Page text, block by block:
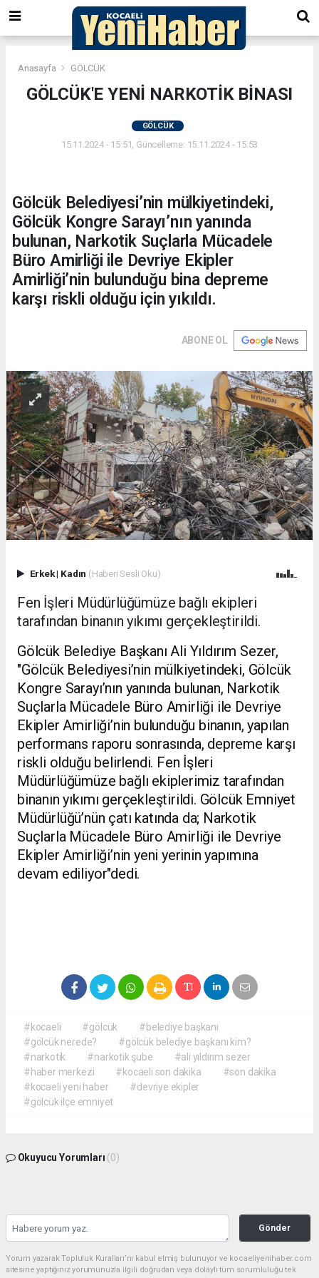
Anasayfa GÖLCÜK
GÖLCÜK'E YENİ NARKOTİK BİNASI
GÖLCÜK
15.11.2024 - 15:51, Güncelleme: 15.11.2024 - 15:53
Gölcük Belediyesi’nin mülkiyetindeki,
Gölcük Kongre Sarayı’nın yanında
bulunan, Narkotik Suçlarla Mücadele
Büro Amirliği ile Devriye Ekipler
Amirliği’nin bulunduğu bina depreme
karşı riskli olduğu için yıkıldı.
ABONE OL
Erkek| Kadın (Haberi Sesli Oku)
Fen İşleri Müdürlüğümüze bağlı ekipleri
tarafından binanın yıkımı gerçekleştirildi.
Gölcük Belediye Başkanı Ali Yıldırım Sezer,
"Gölcük Belediyesi’nin mülkiyetindeki, Gölcük
Kongre Sarayı’nın yanında bulunan, Narkotik
Suçlarla Mücadele Büro Amirliği ile Devriye
Ekipler Amirliği’nin bulunduğu binanın, yapılan
performans raporu sonrasında, depreme karşı
riskli olduğu belirlendi. Fen İşleri
Müdürlüğümüze bağlı ekiplerimiz tarafından
binanın yıkımı gerçekleştirildi. Gölcük Emniyet
Müdürlüğü’nün çatı katında da; Narkotik
Suçlarla Mücadele Büro Amirliği ile Devriye
Ekipler Amirliği’nin yeni yerinin yapımına
devam ediliyor"dedi.
#kocaeli #gölcük
#belediye başkanı
#gölcük nerede?
#gölcük belediye başkanı kim?
#narkotik
#narkotik şube
#ali yıldırım sezer
#haber merkezi
#kocaeli son dakika
#son dakika
#kocaeli yeni haber
#devriye ekipler
#gölcük ilçe emniyet
Okuyucu Yorumları (0)
Gönder
Yorum yazarak Topluluk Kuralları’nı kabul etmiş bulunuyor ve kocaeliyenihaber.com
sitesine yaptığınız yorumunuzla ilgili doğrudan veya dolaylı tüm sorumluluğu tek